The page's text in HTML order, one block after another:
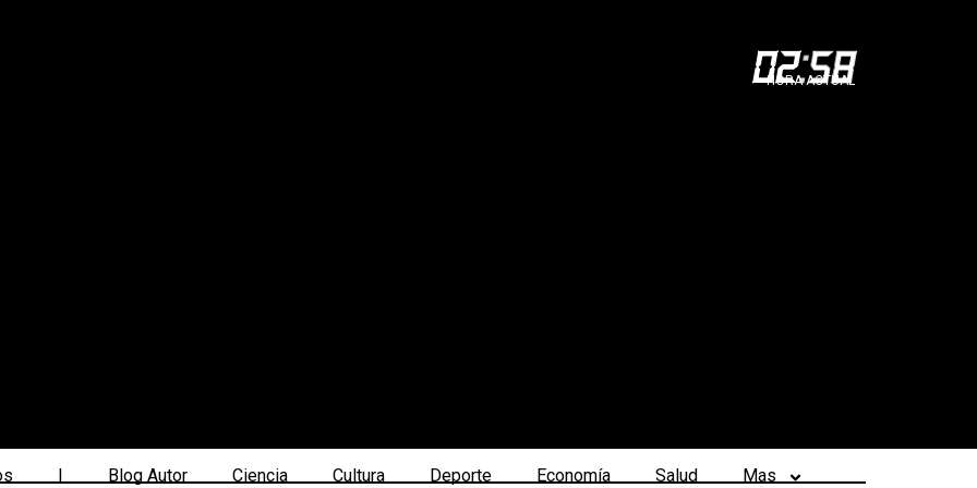
02:58
HORA ACTUAL
| Blog Autor Ciencia Cultura Deporte Economía Salud Mas